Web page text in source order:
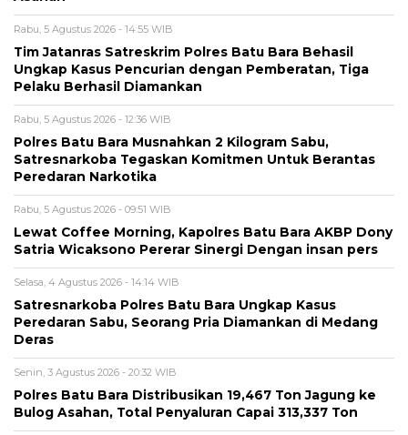
Rabu, 5 Agustus 2026 - 14:55 WIB
Tim Jatanras Satreskrim Polres Batu Bara Behasil
Ungkap Kasus Pencurian dengan Pemberatan, Tiga
Pelaku Berhasil Diamankan
Rabu, 5 Agustus 2026 - 12:36 WIB
Polres Batu Bara Musnahkan 2 Kilogram Sabu,
Satresnarkoba Tegaskan Komitmen Untuk Berantas
Peredaran Narkotika
Rabu, 5 Agustus 2026 - 09:51 WIB
Lewat Coffee Morning, Kapolres Batu Bara AKBP Dony
Satria Wicaksono Pererar Sinergi Dengan insan pers
Selasa, 4 Agustus 2026 - 14:14 WIB
Satresnarkoba Polres Batu Bara Ungkap Kasus
Peredaran Sabu, Seorang Pria Diamankan di Medang
Deras
Senin, 3 Agustus 2026 - 20:32 WIB
Polres Batu Bara Distribusikan 19,467 Ton Jagung ke
Bulog Asahan, Total Penyaluran Capai 313,337 Ton